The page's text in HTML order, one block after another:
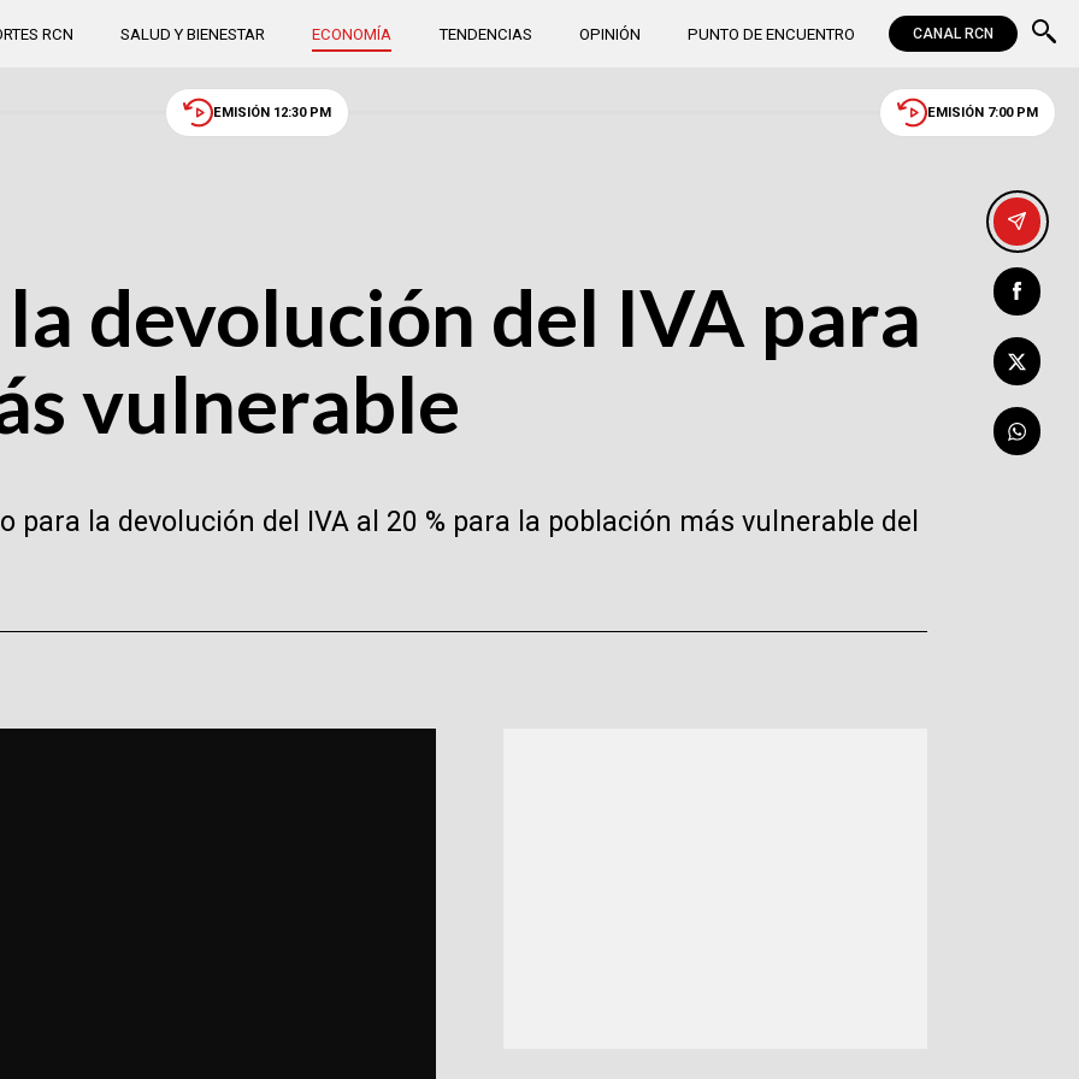
RCN SALUD Y BIENESTAR ECONOMÍA TENDENCIAS OPINIÓN PUNTO DE ENCUENTRO CANAL RCN
EMISIÓN 12:30 PM EMISIÓN 7:00 PM
devolución del IVA para
vulnerable
para la devolución del IVA al 20 % para la población más vulnerable del